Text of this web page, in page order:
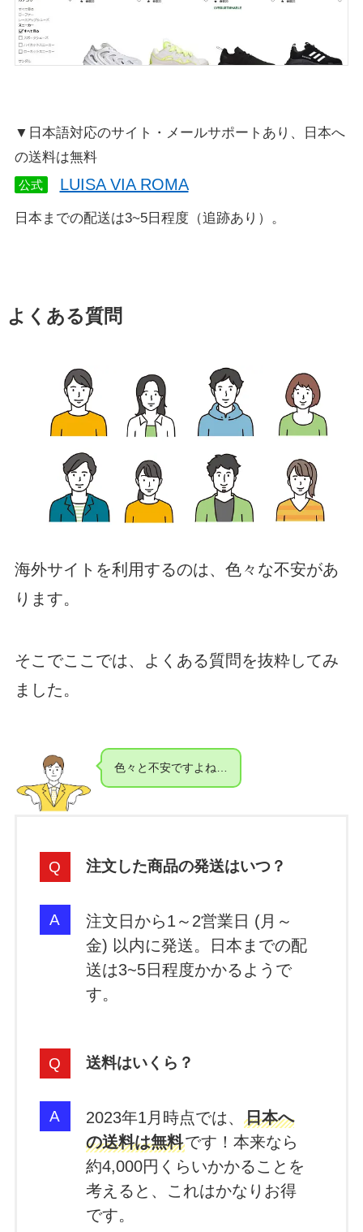
▼日本語対応のサイト・メールサポートあり、日本へ
の送料は無料
公式 LUISA VIA ROMA
日本までの配送は3~5日程度（追跡あり）。
よくある質問
海外サイトを利用するのは、色々な不安があ
ります。
そこでここでは、よくある質問を抜粋してみ
ました。
色々と不安ですよね…
注文した商品の発送はいつ？
注文日から1～2営業日 (月～
金) 以内に発送。日本までの配
送は3~5日程度かかるようで
す。
送料はいくら？
2023年1月時点では、 日本へ
の送料は無料です！本来なら
約4,000円くらいかかることを
考えると、これはかなりお得
です。